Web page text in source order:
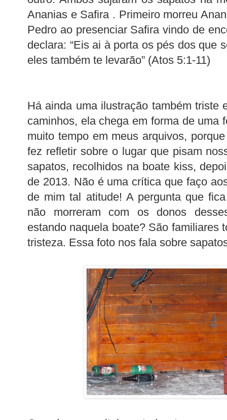
Ananias e Safira . Primeiro morreu
Pedro ao presenciar Safira vindo de
declara: “Eis ai à porta os pés dos que
eles também te levarão” (Atos 5:1-11)
Há ainda uma ilustração também triste
caminhos, ela chega em forma de uma
muito tempo em meus arquivos,
fez refletir sobre o lugar que pisam
sapatos, recolhidos na boate kiss,
de 2013. Não é uma crítica que faço
de mim tal atitude! A pergunta que
não morreram com os donos
estando naquela boate? São familiares
tristeza. Essa foto nos fala sobre